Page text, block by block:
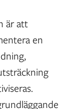
är att
en